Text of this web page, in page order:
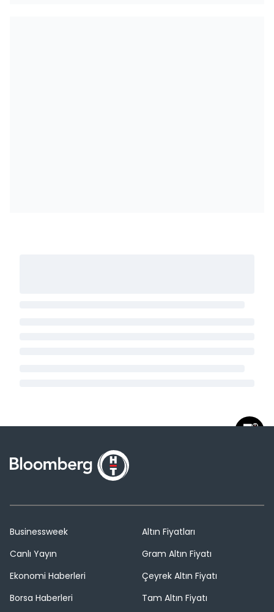
Businessweek
Canlı Yayın
Ekonomi Haberleri
Borsa Haberleri
Altın Fiyatları
Gram Altın Fiyatı
Çeyrek Altın Fiyatı
Tam Altın Fiyatı